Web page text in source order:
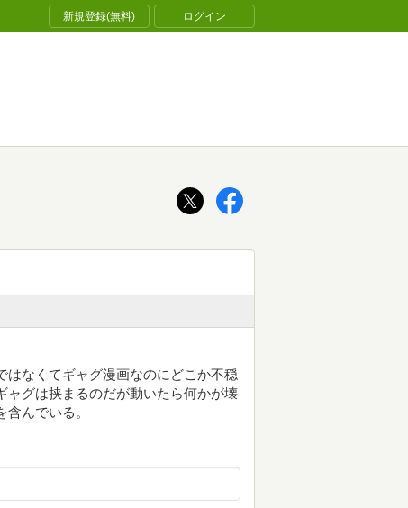
新規登録(無料) ログイン
はなくてギャグ漫画なのにどこか不穏
ャグは挟まるのだが動いたら何かが壊
んでいる。